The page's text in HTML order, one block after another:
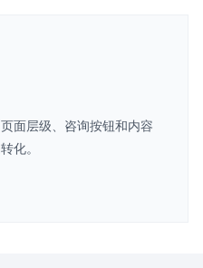
面层级、咨询按钮和内容
化。